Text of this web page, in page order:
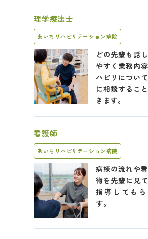
理学療法士
あいちリハビリテーション病院
どの先輩も話
やすく業務内容
ハビリについ
に相談するこ
きます。
看護師
あいちリハビリテーション病院
病棟の流れや
術を先輩に見
指導してもら
す。